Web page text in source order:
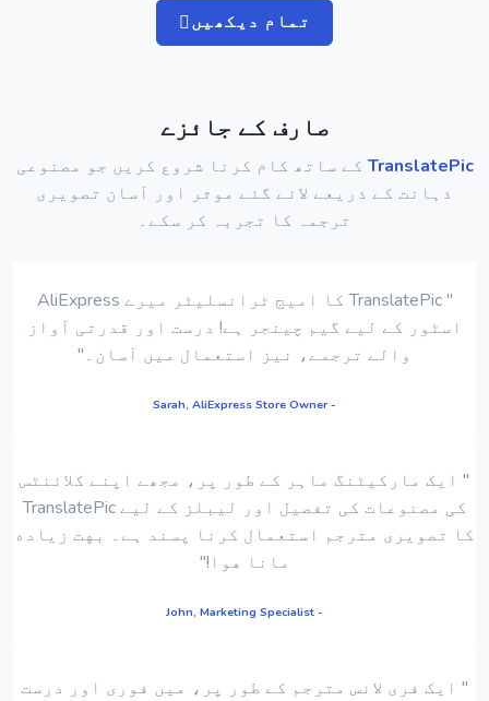
تمام دیکھیں
صارف کے جائزے
TranslatePic کے ساتھ کام کرنا شروع کریں جو مصنوعی
ذہانت کے ذریعے لائے گئے موثر اور آسان تصویری
ترجمہ کا تجربہ کر سکے۔
" TranslatePic کا امیج ٹرانسلیٹر میرے AliExpress
اسٹور کے لیے گیم چینجر ہے! درست اور قدرتی آواز
والے ترجمے، نیز استعمال میں آسان۔"
- Sarah, AliExpress Store Owner
" ایک مارکیٹنگ ماہر کے طور پر، مجھے اپنے کلائنٹس
کی مصنوعات کی تفصیل اور لیبلز کے لیے TranslatePic
کا تصویری مترجم استعمال کرنا پسند ہے۔ بهت زیاده
مانا هوا!"
- John, Marketing Specialist
" ایک فری لانس مترجم کے طور پر، میں فوری اور درست